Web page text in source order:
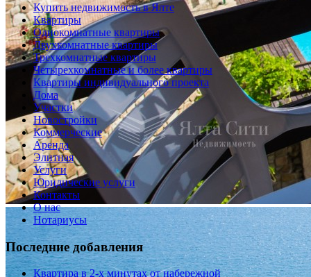
Купить недвижимость в Ялте
Квартиры
Однокомнатные квартиры
Двухкомнатные квартиры
Трехкомнатные квартиры
Четырехкомнатные и более квартиры
Квартиры индивидуального проекта
Дома
Участки
Новостройки
Коммерческие
Аренда
Элитная
Услуги
Юридические услуги
Контакты
О нас
Нотариусы
Последние добавления
Квартира в 2-х минутах от набережной